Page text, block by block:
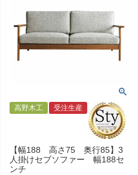
高野木工 受注生産
【幅188 高さ75 奥行85】3
人掛けセブソファー 幅188セ
ンチ